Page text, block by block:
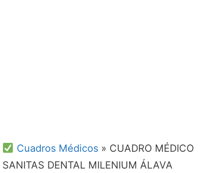
Cuadros Médicos» CUADRO MÉDICO
SANITAS DENTAL MILENIUM ÁLAVA